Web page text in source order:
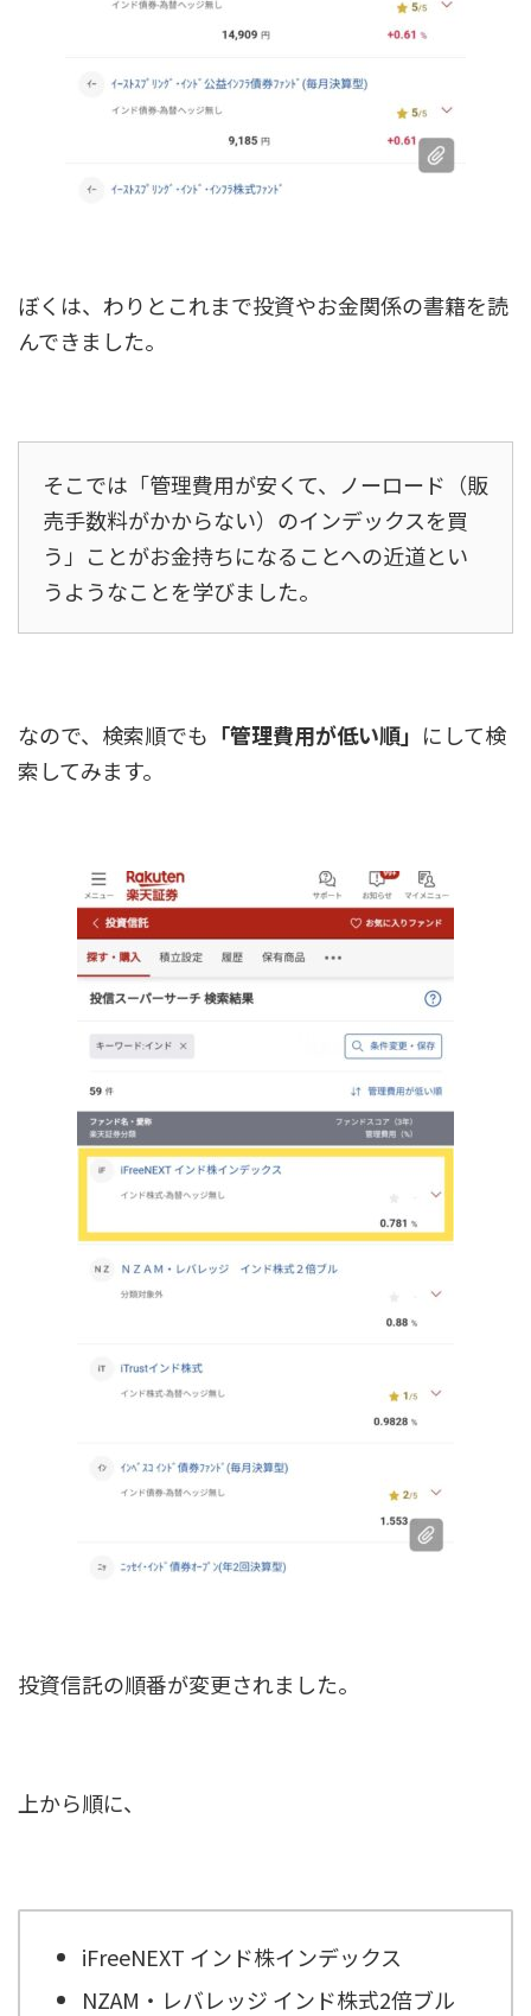
ぼくは、わりとこれまで投資やお金関係の書籍を読
んできました。
そこでは「管理費用が安くて、ノーロード（販
売手数料がかからない）のインデックスを買
う」ことがお金持ちになることへの近道とい
うようなことを学びました。
なので、検索順でも 「管理費用が低い順」 にして検
索してみます。
投資信託の順番が変更されました。
上から順に、
iFreeNEXT インド株インデックス
NZAM・レバレッジ インド株式2倍ブル